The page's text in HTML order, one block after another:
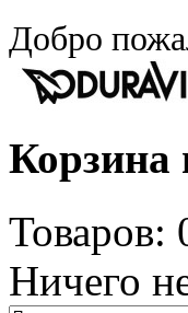
Добро
Корзина
Товаров:
Ничего